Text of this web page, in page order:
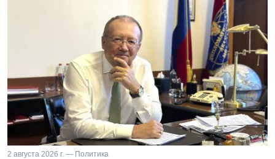
2 августа 2026 г. — Политика